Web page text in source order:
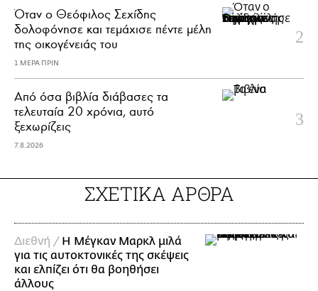
Όταν ο Θεόφιλος Σεχίδης
δολοφόνησε και τεμάχισε πέντε μέλη
της οικογένειάς του
1 ΜΕΡΑ ΠΡΙΝ
Από όσα βιβλία διάβασες τα
τελευταία 20 χρόνια, αυτό
ξεχωρίζεις
7.8.2026
ΣΧΕΤΙΚΑ ΑΡΘΡΑ
Διεθνή / Η Μέγκαν Μαρκλ μιλά
για τις αυτοκτονικές της σκέψεις
και ελπίζει ότι θα βοηθήσει
άλλους